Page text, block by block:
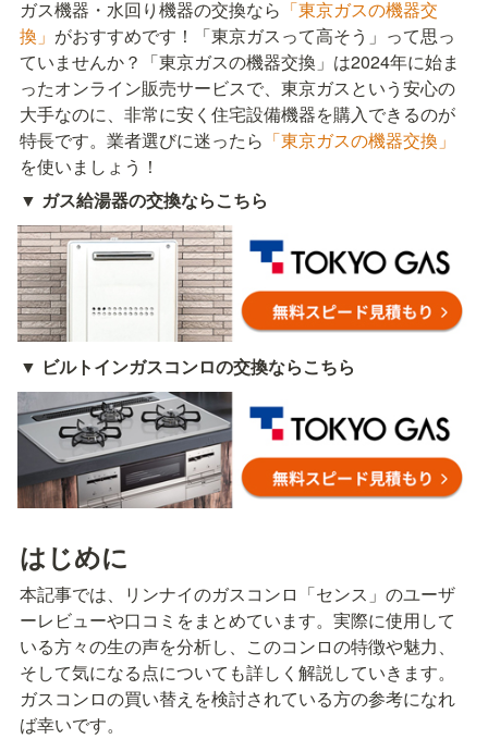
ガス機器・水回り機器の交換なら 「東京ガスの機器交
換」 がおすすめです！「東京ガスって高そう」って思っ
ていませんか？「東京ガスの機器交換」は2024年に始ま
ったオンライン販売サービスで、東京ガスという安心の
大手なのに、非常に安く住宅設備機器を購入できるのが
特長です。業者選びに迷ったら 「東京ガスの機器交換」
を使いましょう！
▼ ガス給湯器の交換ならこちら
▼ ビルトインガスコンロの交換ならこちら
はじめに
本記事では、リンナイのガスコンロ「センス」のユーザ
ーレビューや口コミをまとめています。実際に使用して
いる方々の生の声を分析し、このコンロの特徴や魅力、
そして気になる点についても詳しく解説していきます。
ガスコンロの買い替えを検討されている方の参考になれ
ば幸いです。